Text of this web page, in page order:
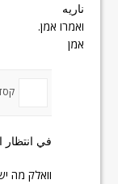
ناريه
ואמרו אמן.
אמן
في
וואלק מה